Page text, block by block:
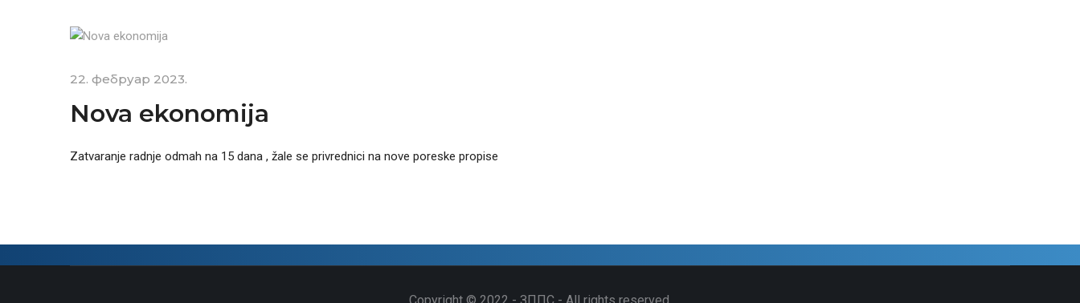
22. фебруар 2023.
Nova ekonomija
Zatvaranje radnje odmah na 15 dana , žale se privrednici na nove poreske propise